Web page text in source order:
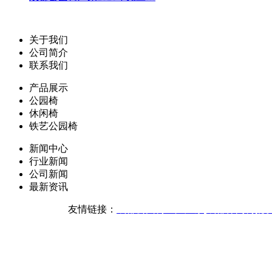
关于我们
公司简介
联系我们
产品展示
公园椅
休闲椅
铁艺公园椅
新闻中心
行业新闻
公司新闻
最新资讯
友情链接：